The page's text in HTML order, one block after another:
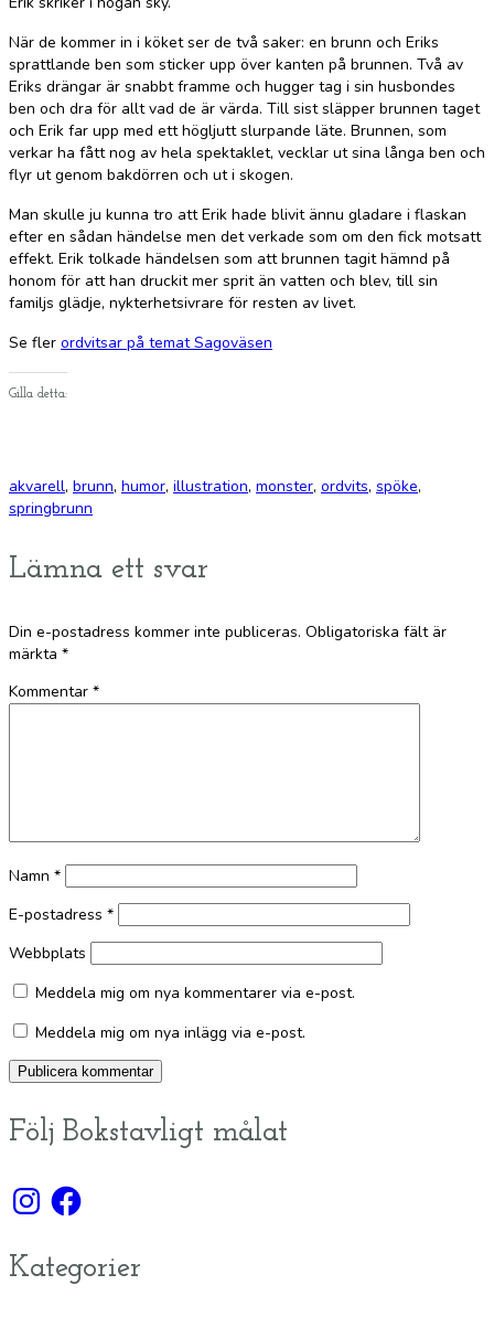
När de kommer in i köket ser de två saker: en brunn och Eriks
sprattlande ben som sticker upp över kanten på brunnen. Två av
Eriks drängar är snabbt framme och hugger tag i sin husbondes
ben och dra för allt vad de är värda. Till sist släpper brunnen taget
och Erik far upp med ett högljutt slurpande läte. Brunnen, som
verkar ha fått nog av hela spektaklet, vecklar ut sina långa ben och
flyr ut genom bakdörren och ut i skogen.
Man skulle ju kunna tro att Erik hade blivit ännu gladare i flaskan
efter en sådan händelse men det verkade som om den fick motsatt
effekt. Erik tolkade händelsen som att brunnen tagit hämnd på
honom för att han druckit mer sprit än vatten och blev, till sin
familjs glädje, nykterhetsivrare för resten av livet.
Se fler ordvitsar på temat Sagoväsen
Gilla detta:
akvarell, brunn, humor, illustration, monster, ordvits, spöke,
springbrunn
Lämna ett svar
Din e-postadress kommer inte publiceras. Obligatoriska fält är
märkta *
Kommentar *
Namn *
E-postadress *
Webbplats
Meddela mig om nya kommentarer via e-post.
Meddela mig om nya inlägg via e-post.
Följ Bokstavligt målat
InstagramFacebook
Kategorier